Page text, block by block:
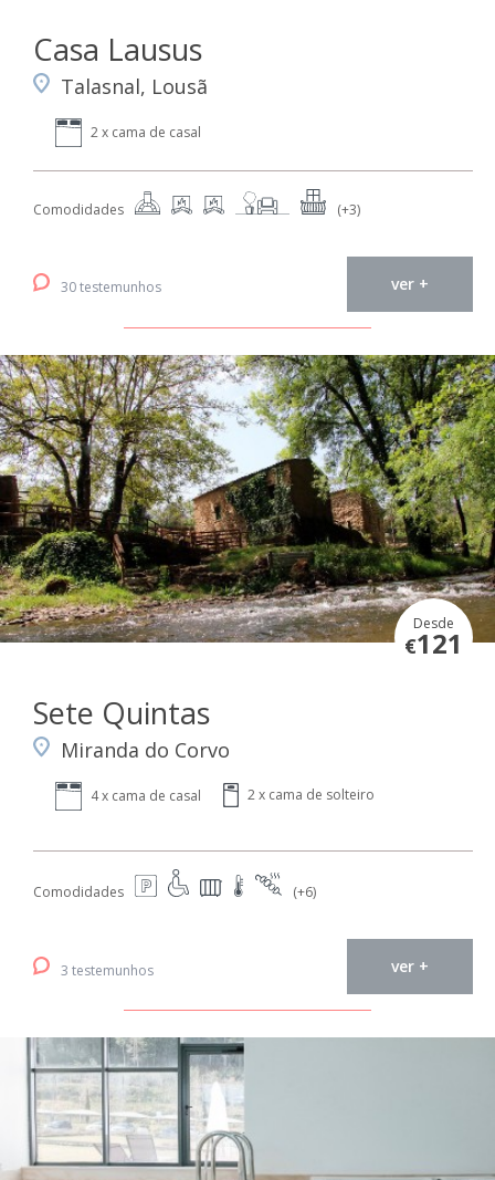
Casa Lausus
Talasnal, Lousã
2 x cama de casal
Comodidades (+3)
30 testemunhos ver +
Desde
€121
Sete Quintas
Miranda do Corvo
4 x cama de casal 2 x cama de solteiro
Comodidades (+6)
3 testemunhos ver +